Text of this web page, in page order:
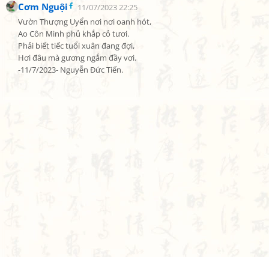
Cơm Nguội
11/07/2023 22:25
Vườn Thượng Uyển nơi nơi oanh hót,
Ao Côn Minh phủ khắp cỏ tươi.
Phải biết tiếc tuổi xuân đang đợi,
Hơi đâu mà gương ngắm đầy vơi.
-11/7/2023- Nguyễn Đức Tiến.